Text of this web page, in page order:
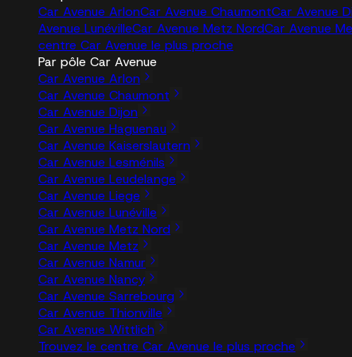
Car Avenue ArlonCar Avenue ChaumontCar Avenue
Avenue LunévilleCar Avenue Metz NordCar Avenue
centre Car Avenue le plus proche
Par pôle Car Avenue
Car Avenue Arlon
Car Avenue Chaumont
Car Avenue Dijon
Car Avenue Haguenau
Car Avenue Kaiserslautern
Car Avenue Lesménils
Car Avenue Leudelange
Car Avenue Liege
Car Avenue Lunéville
Car Avenue Metz Nord
Car Avenue Metz
Car Avenue Namur
Car Avenue Nancy
Car Avenue Sarrebourg
Car Avenue Thionville
Car Avenue Wittlich
Trouvez le centre Car Avenue le plus proche